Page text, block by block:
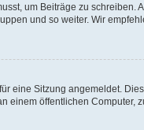
um Beiträge zu
und so weiter. Wir
eine Sitzung angemeldet.
öffentlichen Computer,